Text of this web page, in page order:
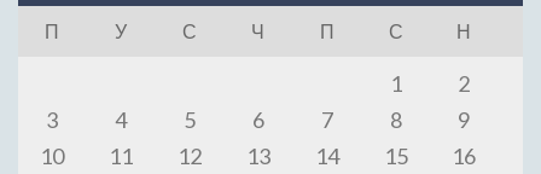
П У С Ч П С Н
1
2
3
4 5 6 7 8
9
10
11 12 13 14 15
16